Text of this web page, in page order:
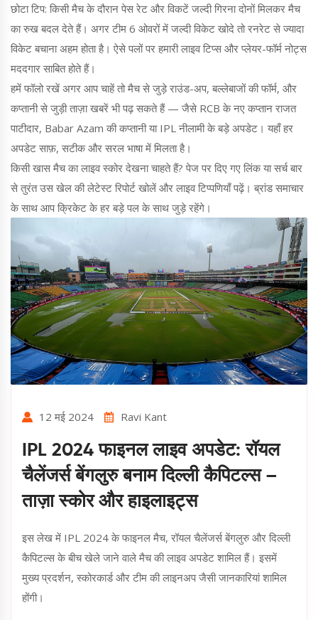
छोटा टिप: किसी मैच के दौरान पेस रेट और विकटें जल्दी गिरना दोनों मिलकर मैच
का रुख बदल देते हैं। अगर टीम 6 ओवरों में जल्दी विकेट खोदे तो रनरेट से ज्यादा
विकेट बचाना अहम होता है। ऐसे पलों पर हमारी लाइव टिप्स और प्लेयर-फॉर्म नोट्स
मददगार साबित होते हैं।
हमें फॉलो रखें अगर आप चाहें तो मैच से जुड़े राउंड-अप, बल्लेबाजों की फॉर्म, और
कप्तानी से जुड़ी ताज़ा खबरें भी पढ़ सकते हैं — जैसे RCB के नए कप्तान राजत
पाटीदार, Babar Azam की कप्तानी या IPL नीलामी के बड़े अपडेट। यहाँ हर
अपडेट साफ़, सटीक और सरल भाषा में मिलता है।
किसी खास मैच का लाइव स्कोर देखना चाहते हैं? पेज पर दिए गए लिंक या सर्च बार
से तुरंत उस खेल की लेटेस्ट रिपोर्ट खोलें और लाइव टिप्पणियाँ पढ़ें। ब्रांड समाचार
के साथ आप क्रिकेट के हर बड़े पल के साथ जुड़े रहेंगे।
12 मई 2024 Ravi Kant
IPL 2024 फाइनल लाइव अपडेट: रॉयल
चैलेंजर्स बेंगलुरु बनाम दिल्ली कैपिटल्स –
ताज़ा स्कोर और हाइलाइट्स
इस लेख में IPL 2024 के फाइनल मैच, रॉयल चैलेंजर्स बेंगलुरु और दिल्ली
कैपिटल्स के बीच खेले जाने वाले मैच की लाइव अपडेट शामिल हैं। इसमें
मुख्य प्रदर्शन, स्कोरकार्ड और टीम की लाइनअप जैसी जानकारियां शामिल
होंगी।